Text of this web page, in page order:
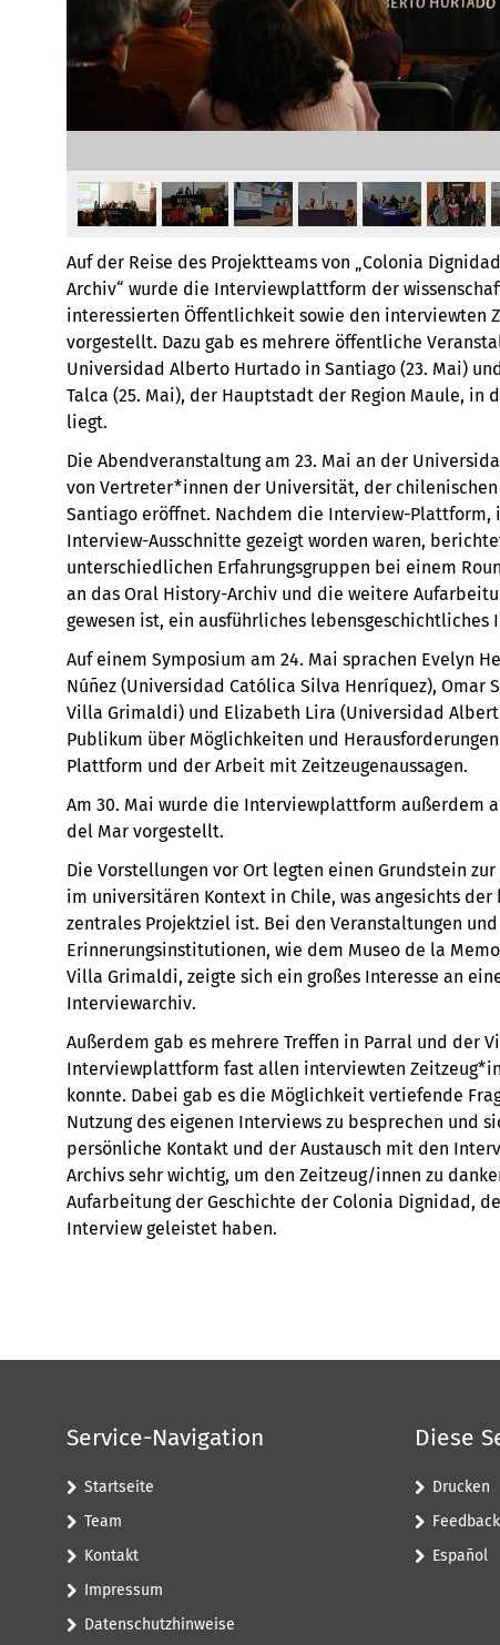
Auf der Reise des Projektteams von „Colonia
Archiv“ wurde die Interviewplattform der
interessierten Öffentlichkeit sowie den interviewten
vorgestellt. Dazu gab es mehrere öffentliche
Universidad Alberto Hurtado in Santiago (23. Mai)
Talca (25. Mai), der Hauptstadt der Region Maule, in
liegt.
Die Abendveranstaltung am 23. Mai an der
von Vertreter*innen der Universität, der
Santiago eröffnet. Nachdem die Interview-Plattform,
Interview-Ausschnitte gezeigt worden waren,
unterschiedlichen Erfahrungsgruppen bei einem
an das Oral History-Archiv und die weitere
gewesen ist, ein ausführliches lebensgeschichtliches
Auf einem Symposium am 24. Mai sprachen Evelyn
Núñez (Universidad Católica Silva Henríquez), Omar
Villa Grimaldi) und Elizabeth Lira (Universidad
Publikum über Möglichkeiten und
Plattform und der Arbeit mit Zeitzeugenaussagen.
Am 30. Mai wurde die Interviewplattform außerdem
del Mar vorgestellt.
Die Vorstellungen vor Ort legten einen Grundstein
im universitären Kontext in Chile, was angesichts
zentrales Projektziel ist. Bei den Veranstaltungen
Erinnerungsinstitutionen, wie dem Museo de la
Villa Grimaldi, zeigte sich ein großes Interesse an
Interviewarchiv.
Außerdem gab es mehrere Treffen in Parral und der
Interviewplattform fast allen interviewten
konnte. Dabei gab es die Möglichkeit vertiefende
Nutzung des eigenen Interviews zu besprechen und
persönliche Kontakt und der Austausch mit den
Archivs sehr wichtig, um den Zeitzeug/innen zu
Aufarbeitung der Geschichte der Colonia Dignidad,
Interview geleistet haben.
Service-Navigation
Startseite
Team
Kontakt
Impressum
Datenschutzhinweise
Diese
Drucken
Feedback
Español